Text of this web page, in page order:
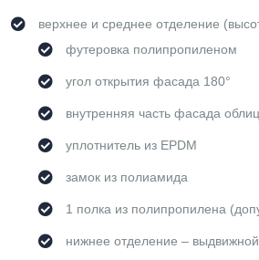
верхнее и среднее отделение
футеровка полипропиленом
угол открытия фасада 180°
внутренняя часть фасада
уплотнитель из EPDM
замок из полиамида
1 полка из полипропилена
нижнее отделение –